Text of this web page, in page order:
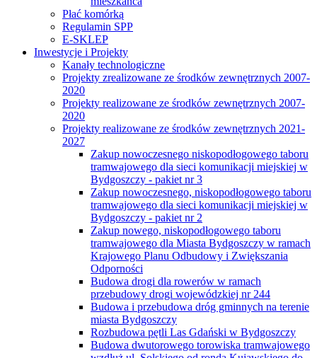
Płać komórką
Regulamin SPP
E-SKLEP
Inwestycje i Projekty
Kanały technologiczne
Projekty zrealizowane ze środków zewnętrznych 2007-
2020
Projekty realizowane ze środków zewnętrznych 2007-
2020
Projekty realizowane ze środków zewnętrznych 2021-
2027
Zakup nowoczesnego niskopodłogowego taboru
tramwajowego dla sieci komunikacji miejskiej w
Bydgoszczy - pakiet nr 3
Zakup nowoczesnego, niskopodłogowego taboru
tramwajowego dla sieci komunikacji miejskiej w
Bydgoszczy - pakiet nr 2
Zakup nowego, niskopodłogowego taboru
tramwajowego dla Miasta Bydgoszczy w ramach
Krajowego Planu Odbudowy i Zwiększania
Odporności
Budowa drogi dla rowerów w ramach
przebudowy drogi wojewódzkiej nr 244
Budowa i przebudowa dróg gminnych na terenie
miasta Bydgoszczy
Rozbudowa pętli Las Gdański w Bydgoszczy
Budowa dwutorowego torowiska tramwajowego